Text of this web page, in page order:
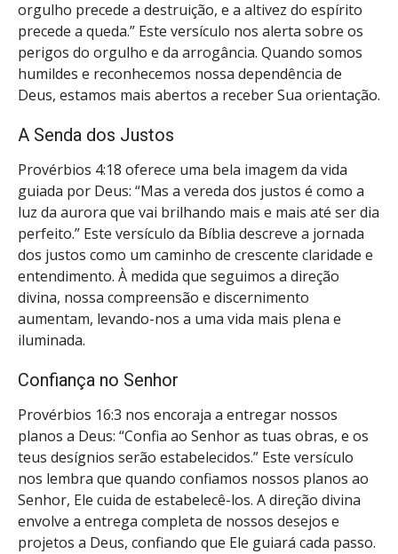
orgulho precede a destruição, e a altivez do espírito
precede a queda.” Este versículo nos alerta sobre os
perigos do orgulho e da arrogância. Quando somos
humildes e reconhecemos nossa dependência de
Deus, estamos mais abertos a receber Sua orientação.
A Senda dos Justos
Provérbios 4:18 oferece uma bela imagem da vida
guiada por Deus: “Mas a vereda dos justos é como a
luz da aurora que vai brilhando mais e mais até ser dia
perfeito.” Este versículo da Bíblia descreve a jornada
dos justos como um caminho de crescente claridade e
entendimento. À medida que seguimos a direção
divina, nossa compreensão e discernimento
aumentam, levando-nos a uma vida mais plena e
iluminada.
Confiança no Senhor
Provérbios 16:3 nos encoraja a entregar nossos
planos a Deus: “Confia ao Senhor as tuas obras, e os
teus desígnios serão estabelecidos.” Este versículo
nos lembra que quando confiamos nossos planos ao
Senhor, Ele cuida de estabelecê-los. A direção divina
envolve a entrega completa de nossos desejos e
projetos a Deus, confiando que Ele guiará cada passo.